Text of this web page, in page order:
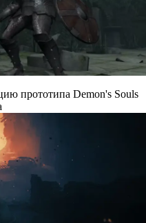
прототипа Demon's Souls